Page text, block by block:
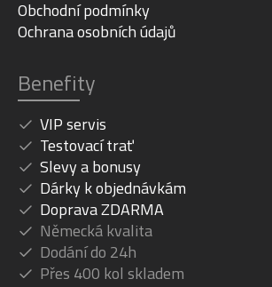
Obchodní podmínky
Ochrana osobních údajů
Benefity
VIP servis
Testovací trať
Slevy a bonusy
Dárky k objednávkám
Doprava ZDARMA
Německá kvalita
Dodání do 24h
Přes 400 kol skladem